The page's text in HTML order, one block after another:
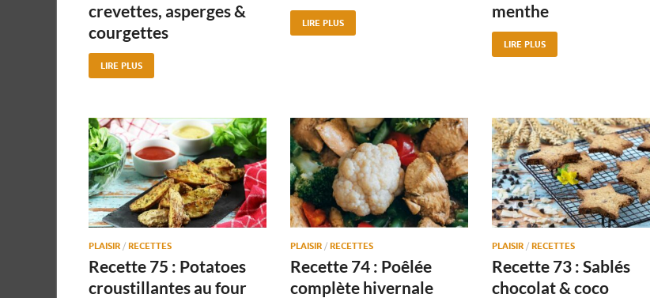
crevettes, asperges &
courgettes
LIRE PLUS
LIRE PLUS
menthe
LIRE PLUS
PLAISIR / RECETTES
Recette 75 : Potatoes
croustillantes au four
PLAISIR / RECETTES
Recette 74 : Poêlée
complète hivernale
PLAISIR / RECETTES
Recette 73 : Sablés
chocolat & coco